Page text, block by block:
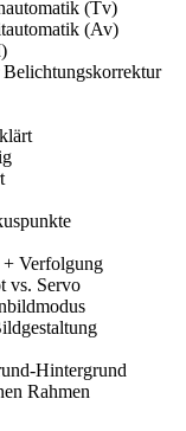
(Tv)
(Av)
Belichtungskorrektur
+ Verfolgung
vs. Servo
Hintergrund
Rahmen